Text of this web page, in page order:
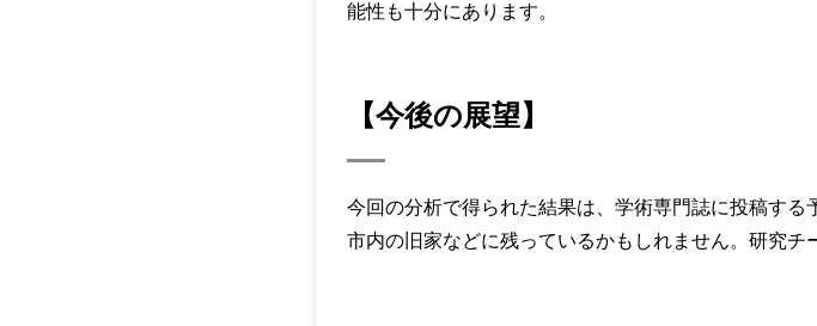
能性も十分にあります。
【今後の展望】
今回の分析で得られた結果は、学術専門誌に投稿す
市内の旧家などに残っているかもしれません。研究チ